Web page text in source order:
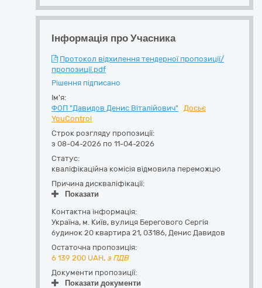
Інформація про Учасника
Протокол відхилення тендерної пропозиції/
пропозиції.pdf
Рішення підписано
Ім'я:
ФОП "Давидов Денис Віталійович"
Досьє
YouControl
Строк розгляду пропозиції:
з 08-04-2026 по 11-04-2026
Статус:
кваліфікаційна комісія відмовила переможцю
Причина дискваліфікації:
Показати
Контактна інформація:
Україна, м. Київ, вулиця Берегового Сергія
будинок 20 квартира 21, 03186, Денис Давидов
Остаточна пропозиція:
6 139 200 UAH, з ПДВ
Документи пропозиції:
Показати документи